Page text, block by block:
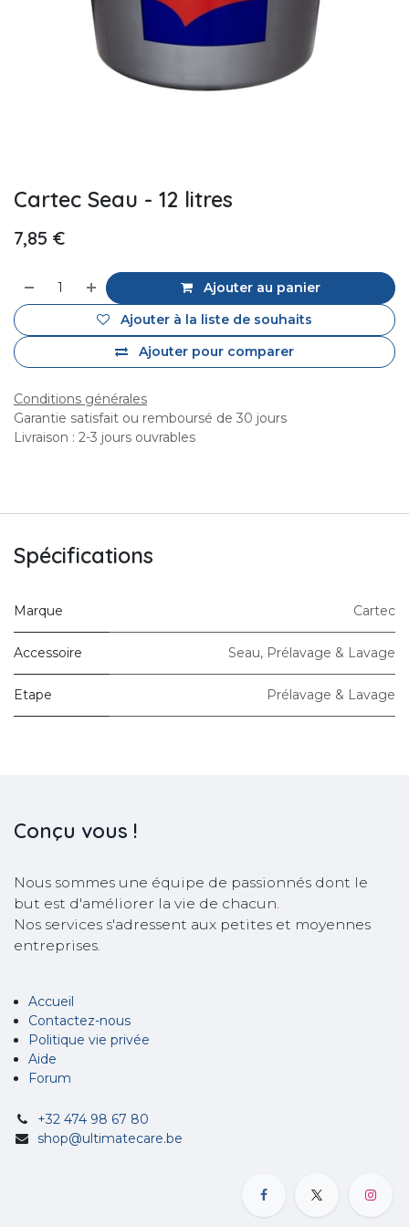
Cartec Seau - 12 litres
7,85 €
Ajouter au panier
Ajouter pour comparer
Ajouter à la liste de souhaits
Conditions générales
Garantie satisfait ou remboursé de 30 jours
Livraison : 2-3 jours ouvrables
Spécifications
Marque Cartec
Accessoire Seau, Prélavage & Lavage
Etape Prélavage & Lavage
Conçu vous !
Nous sommes une équipe de passionnés dont le
but est d'améliorer la vie de chacun.
Nos services s'adressent aux petites et moyennes
entreprises.
Accueil
Contactez-nous
Politique vie privée
Aide
Forum
+32 474 98 67 80
shop@ultimatecare.be